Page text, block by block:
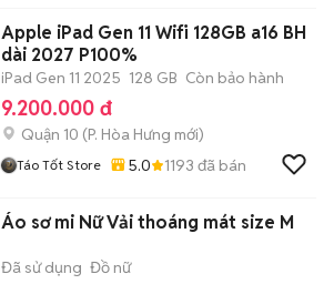
Apple iPad Gen 11 Wifi 128GB a16 BH
dài 2027 P100%
iPad Gen 11 2025 128 GB Còn bảo hành
9.200.000 đ
Quận 10 (P. Hòa Hưng mới)
Táo Tốt Store 5.0 1193 đã bán
Áo sơ mi Nữ Vải thoáng mát size M
Đã sử dụng Đồ nữ